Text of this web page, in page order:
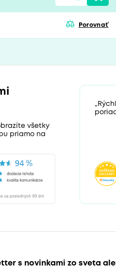
Porovnať
všetky
priamo na
s novinkami zo sveta